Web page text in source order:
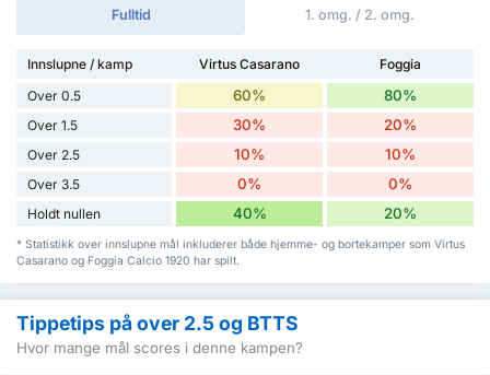
Fulltid 1. omg. / 2. omg.
Innslupne / kamp Virtus Casarano
Foggia
Over 0.5
60% 80%
Over 1.5 30% 20%
Over 2.5 10% 10%
Over 3.5 0% 0%
Holdt nullen 40% 20%
* Statistikk over innslupne mål inkluderer både hjemme- og bortekamper som Virtus
Casarano og Foggia Calcio 1920 har spilt.
Tippetips på over 2.5 og BTTS
Hvor mange mål scores i denne kampen?